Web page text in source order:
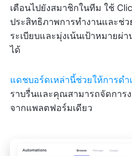
เตือนไปยังสมาชิกในทีม ใช้
ประสิทธิภาพการทำงานและช่
ระเบียบและมุ่งเน้นเป้าหมายผ่
ได้
แดชบอร์ดเหล่านี้ช่วยให้การดำ
ราบรื่นและคุณสามารถจัดการ
จากแพลตฟอร์มเดียว